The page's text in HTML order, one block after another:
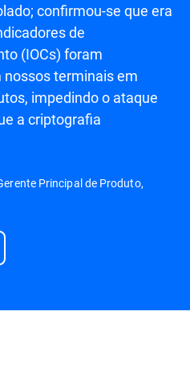
confirmou-se que era
de
(IOCs) foram
terminais em
impedindo o ataque
a criptografia
Principal de Produto,